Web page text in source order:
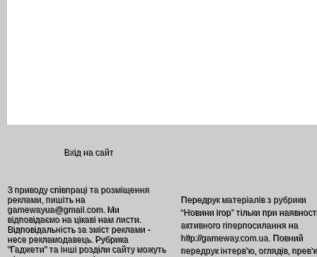
Вхід на сайт
З приводу співпраці та розміщення
реклами, пишіть на
gamewayua@gmail.com. Ми
відповідаємо на цікаві нам листи.
Відповідальність за зміст реклами -
несе рекламодавець. Рубрика
"Гаджети" та інші розділи сайту можуть
Передрук матеріалів з рубрики
“Новини ігор” тільки при
активного гіперпосилання на
http://gameway.com.ua. Повний
передрук інтерв’ю, оглядів,